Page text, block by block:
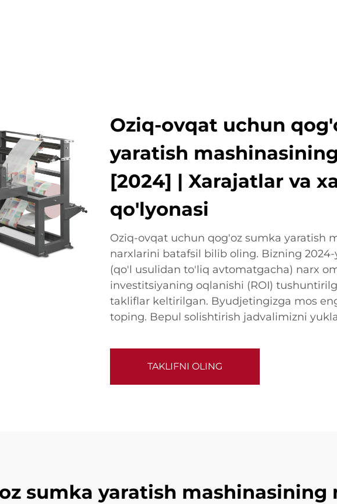
Oziq-ovqat uchun
yaratish
[2024] | Xarajatlar va
qo'lyonasi
Oziq-ovqat uchun qog'oz sumka yaratish
narxlarini batafsil bilib oling. Bizning
(qo'l usulidan to'liq avtomatgacha) narx
investitsiyaning oqlanishi (ROI)
takliflar keltirilgan. Byudjetingizga mos
toping. Bepul solishtirish jadvalimizni
TAKLIFNI OLING
sumka yaratish mashinasining